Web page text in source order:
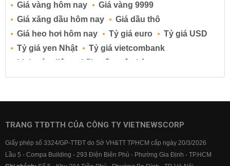
Giá vàng hôm nay
Giá vàng 9999
Giá xăng dầu hôm nay
Giá dầu thô
Giá heo hơi hôm nay
Tỷ giá euro
Tỷ giá USD
Tỷ giá yen Nhật
Tỷ giá vietcombank
Lịch cúp điện
Lãi suất ngân hàng
Lãi suất tiết kiệm
Lãi suất tiền gửi
Lãi suất ngân hàng BIDV
Lãi suất ngân hàng Vietcombank
TRANG TTĐTTH CỦA CÔNG TY VIETNEWSCORP
Giấy phép số 3324/GP-TTĐT do Sở VH&TT TPHCM cấp ngày 20/3/2026
Lầu 5 - Compa Building - 293 Điện Biên Phủ - Phường Gia Định - TP.HCM